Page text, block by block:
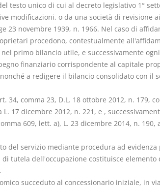
testo unico di cui al decreto legislativo 1°
modificazioni, o da una società di revisione
23 novembre 1939, n. 1966. Nel caso di
procedono, contestualmente
primo bilancio utile, e successivamente
finanziario corrispondente al capitale
a redigere il bilancio consolidato con il
34, comma 23, D.L. 18 ottobre 2012, n. 179,
17 dicembre 2012, n. 221, e ,
609, lett. a), L. 23 dicembre 2014, n. 190,
del servizio mediante procedura ad evidenza
tutela dell'occupazione costituisce elemento
succeduto al concessionario iniziale, in via